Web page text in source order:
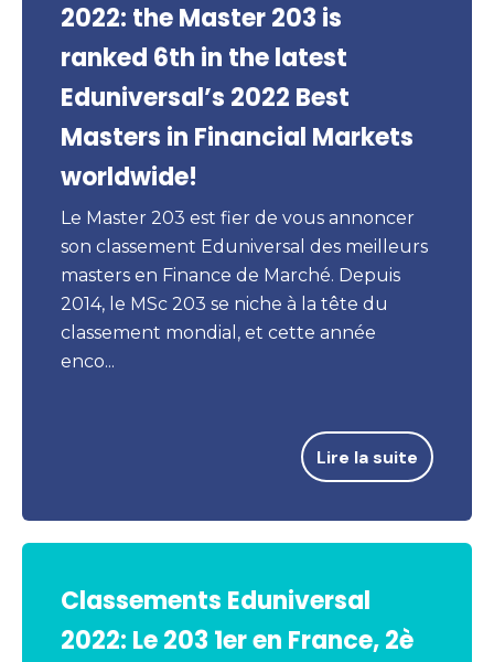
2022: the Master 203 is
ranked 6th in the latest
Eduniversal’s 2022 Best
Masters in Financial Markets
worldwide!
Le Master 203 est fier de vous annoncer
son classement Eduniversal des meilleurs
masters en Finance de Marché. Depuis
2014, le MSc 203 se niche à la tête du
classement mondial, et cette année
enco...
Lire la suite
Classements Eduniversal
2022: Le 203 1er en France, 2è